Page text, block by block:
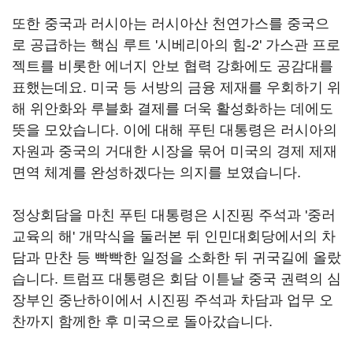
또한 중국과 러시아는 러시아산 천연가스를 중국으
로 공급하는 핵심 루트 '시베리아의 힘-2' 가스관 프로
젝트를 비롯한 에너지 안보 협력 강화에도 공감대를
표했는데요. 미국 등 서방의 금융 제재를 우회하기 위
해 위안화와 루블화 결제를 더욱 활성화하는 데에도
뜻을 모았습니다. 이에 대해 푸틴 대통령은 러시아의
자원과 중국의 거대한 시장을 묶어 미국의 경제 제재
면역 체계를 완성하겠다는 의지를 보였습니다.
정상회담을 마친 푸틴 대통령은 시진핑 주석과 '중러
교육의 해' 개막식을 둘러본 뒤 인민대회당에서의 차
담과 만찬 등 빡빡한 일정을 소화한 뒤 귀국길에 올랐
습니다. 트럼프 대통령은 회담 이튿날 중국 권력의 심
장부인 중난하이에서 시진핑 주석과 차담과 업무 오
찬까지 함께한 후 미국으로 돌아갔습니다.